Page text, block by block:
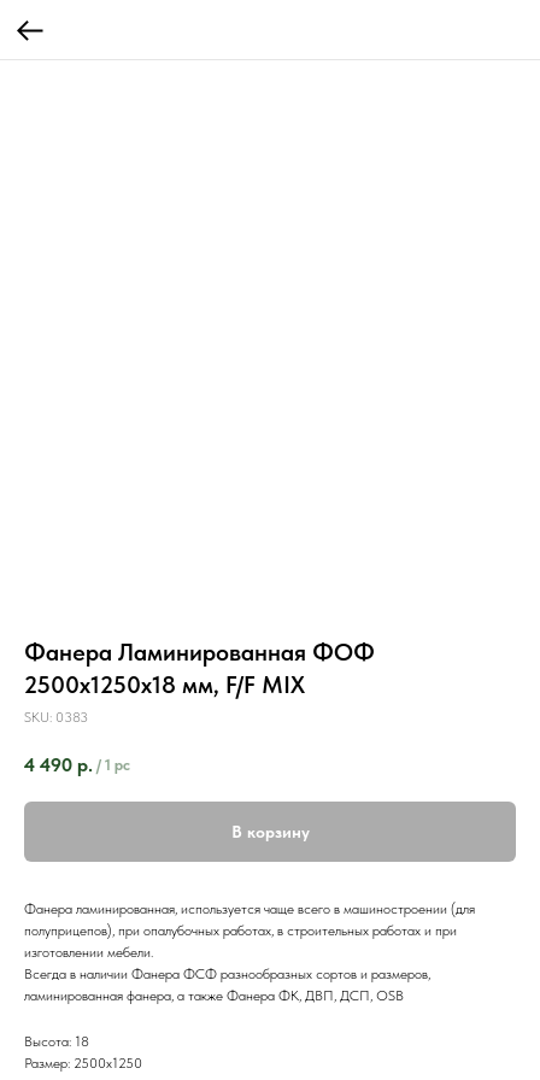
Фанера Ламинированная ФОФ
2500х1250х18 мм, F/F MIX
SKU: 0383
4 490 р. / 1 pc
В корзину
Фанера ламинированная, используется чаще всего в машиностроении (для
полуприцепов), при опалубочных работах, в строительных работах и при
изготовлении мебели.
Всегда в наличии Фанера ФСФ разнообразных сортов и размеров,
ламинированная фанера, а также Фанера ФК, ДВП, ДСП, OSB
Высота: 18
Размер: 2500х1250